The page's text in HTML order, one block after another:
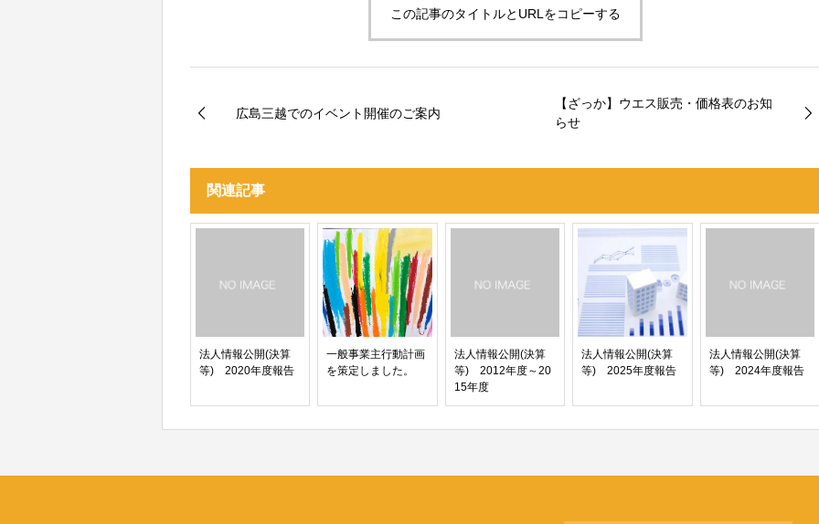
この記事のタイトルとURLをコピーする
広島三越でのイベント開催のご案内
【ざっか】ウエス販売・価格表のお知
らせ
関連記事
法人情報公開(決算
等) 2020年度報告
一般事業主行動計画
を策定しました。
法人情報公開(決算
等) 2012年度～20
15年度
法人情報公開(決算
等) 2025年度報告
法人情報公開(決算
等) 2024年度報告